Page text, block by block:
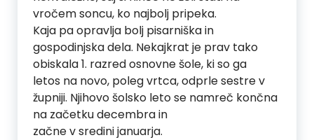
vročem soncu, ko najbolj pripeka.
Kaja pa opravlja bolj pisarniška in
gospodinjska dela. Nekajkrat je prav tako
obiskala 1. razred osnovne šole, ki so ga
letos na novo, poleg vrtca, odprle sestre v
župniji. Njihovo šolsko leto se namreč končna
na začetku decembra in
začne v sredini januarja.